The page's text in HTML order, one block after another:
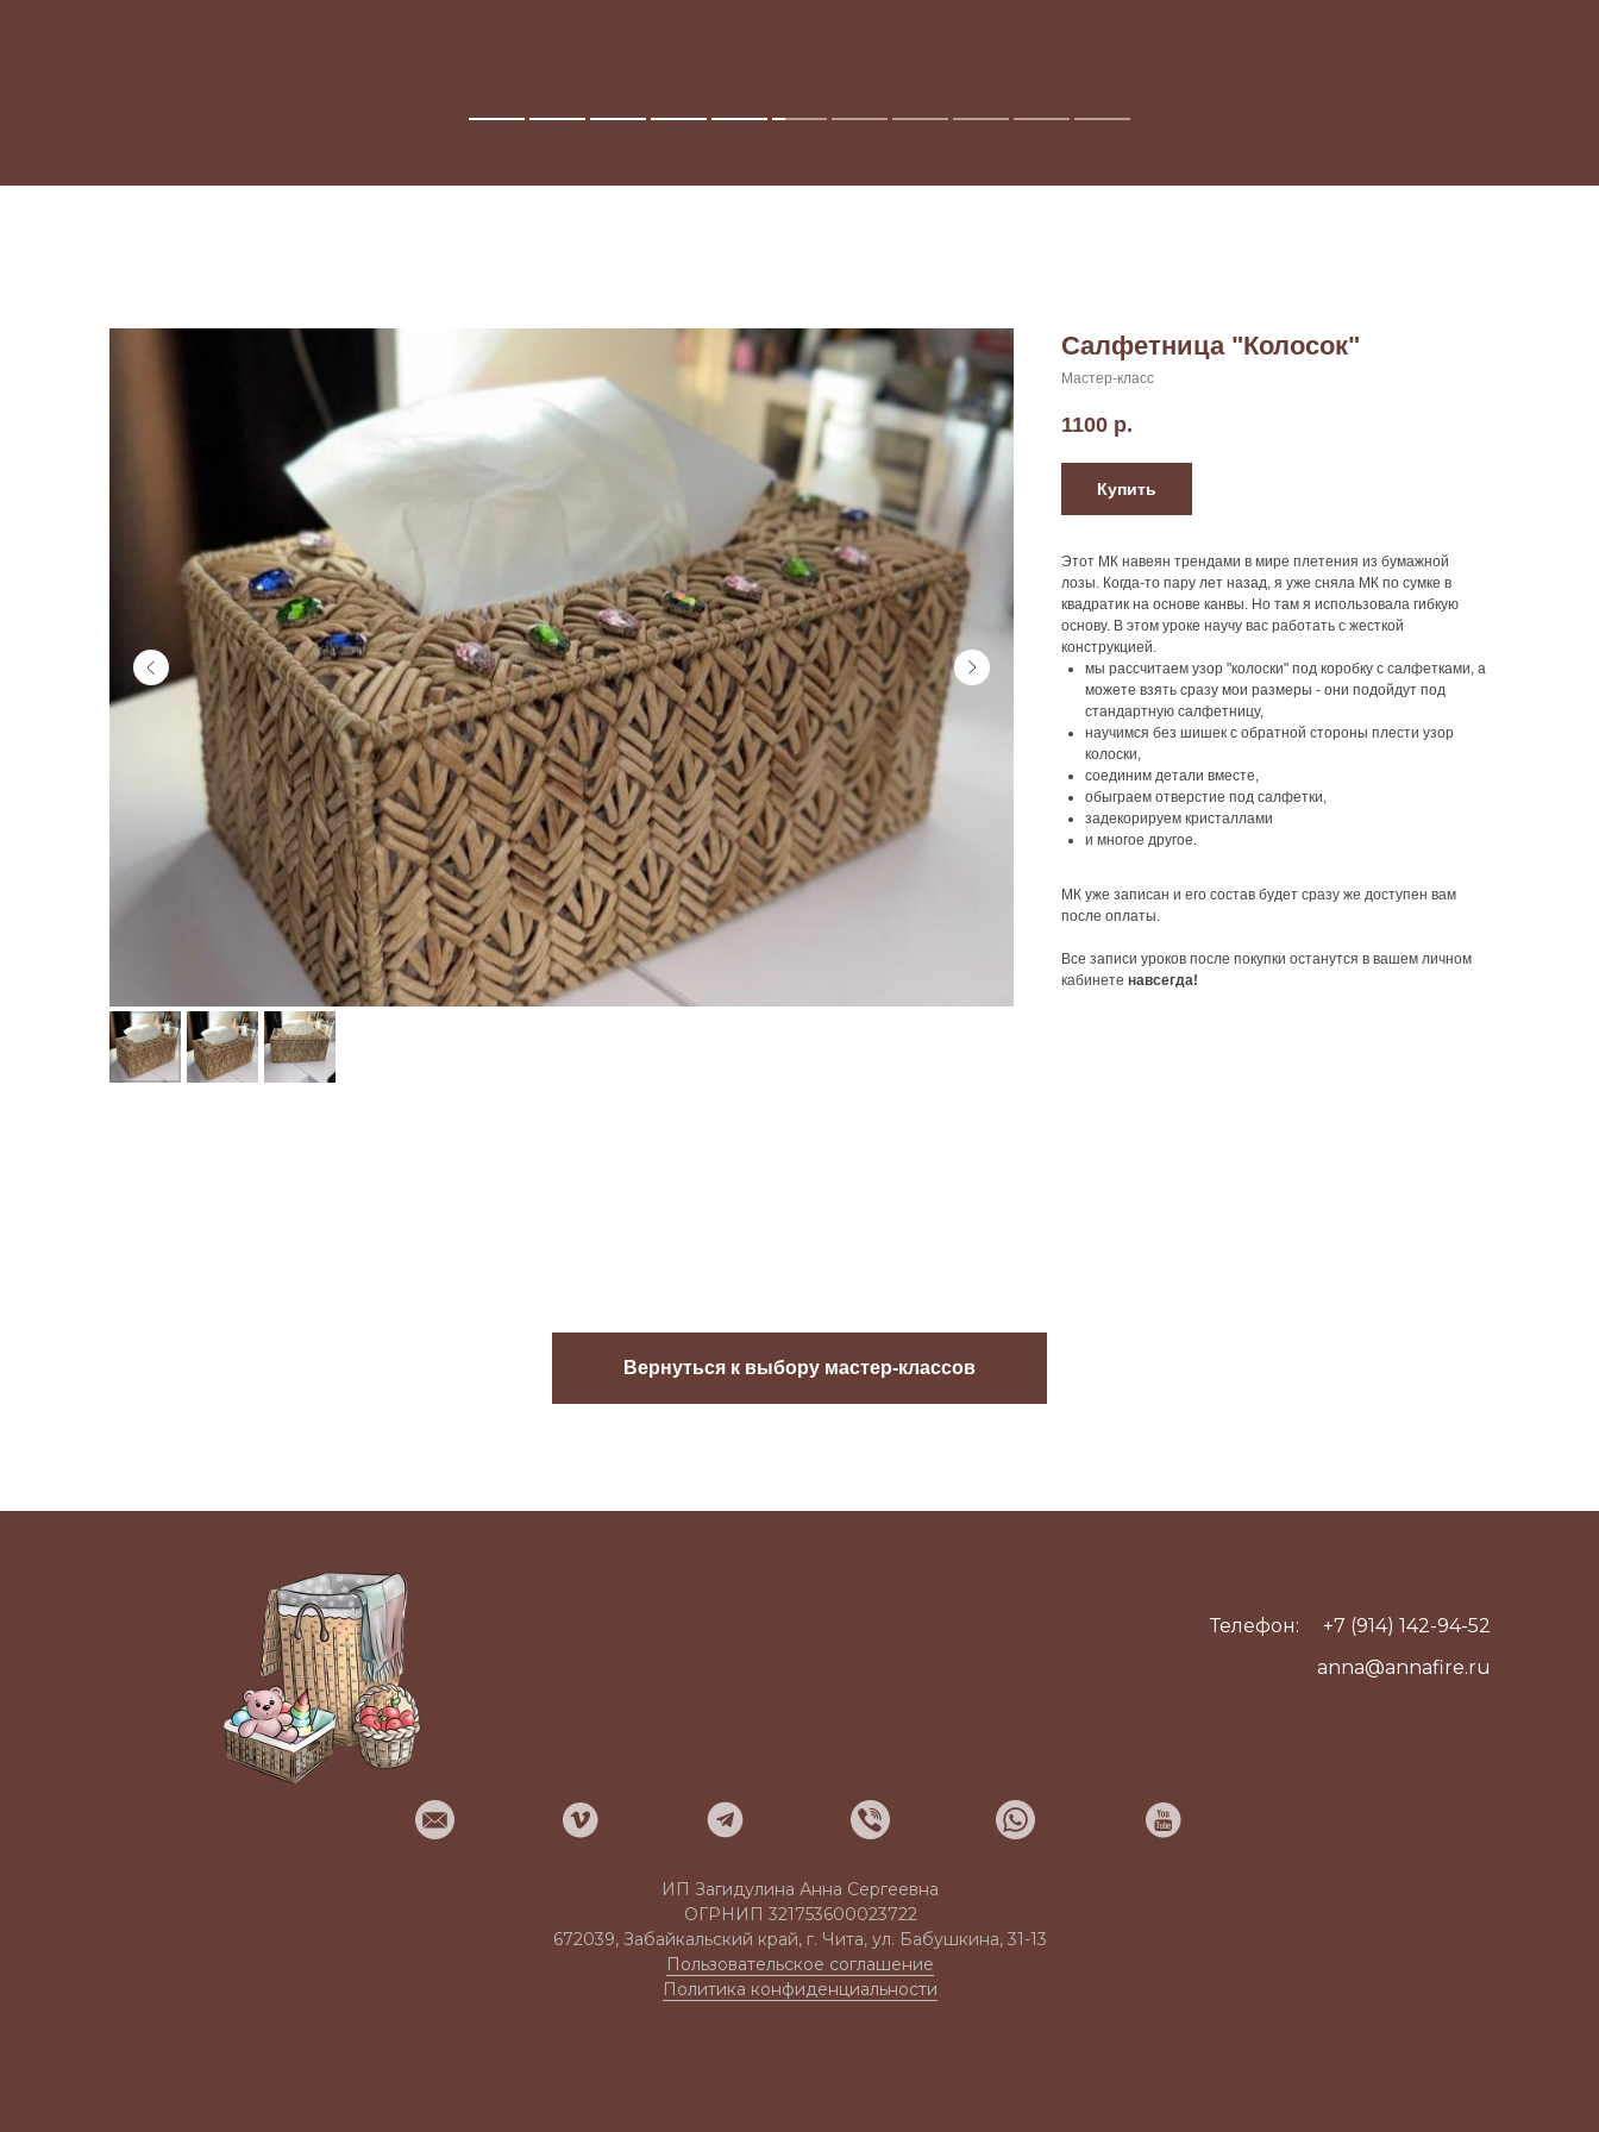
Салфетница "Колосок"
Мастер-класс
1100 р.
Купить
Этот МК навеян трендами в мире плетения из бумажной
лозы. Когда-то пару лет назад, я уже сняла МК по сумке в
квадратик на основе канвы. Но там я использовала гибкую
основу. В этом уроке научу вас работать с жесткой
конструкцией.
мы рассчитаем узор "колоски" под коробку с салфетками, а
можете взять сразу мои размеры - они подойдут под
стандартную салфетницу,
научимся без шишек с обратной стороны плести узор
колоски,
соединим детали вместе,
обыграем отверстие под салфетки,
задекорируем кристаллами
и многое другое.
МК уже записан и его состав будет сразу же доступен вам
после оплаты.
Все записи уроков после покупки останутся в вашем личном
кабинете навсегда!
Вернуться к выбору мастер-классов
ИП Загидулина Анна Сергеевна
ОГРНИП 321753600023722
672039, Забайкальский край, г. Чита, ул. Бабушкина, 31-13
Пользовательское соглашение
Политика конфиденциальности
Телефон:
+7 (914) 142-94-52
anna@annafire.ru